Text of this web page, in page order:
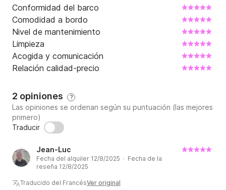
Conformidad del barco
Comodidad a bordo
Nivel de mantenimiento
Limpieza
Acogida y comunicación
Relación calidad-precio
2 opiniones ?
Las opiniones se ordenan según su puntuación (las mejores
primero)
Traducir
Jean-Luc
Fecha del alquiler 12/8/2025 · Fecha de la
reseña 12/8/2025
Traducido del FrancésVer original